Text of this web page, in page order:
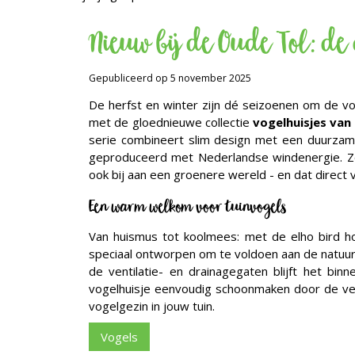
Nieuw bij de Oude Tol:
Gepubliceerd op 5 november 2025
De herfst en winter zijn dé seizoenen om de
met de gloednieuwe collectievogelhuisjes van
serie combineert slim design met een
geproduceerd met Nederlandse windenergie.
ook bij aan een groenere wereld - en dat direct
Een warm welkom voor tuinvogels
Van huismus tot koolmees: met de elho bird
speciaal ontworpen om te voldoen aan de
de ventilatie- en drainagegaten blijft het
vogelhuisje eenvoudig schoonmaken door de
vogelgezin in jouw tuin.
Vogels